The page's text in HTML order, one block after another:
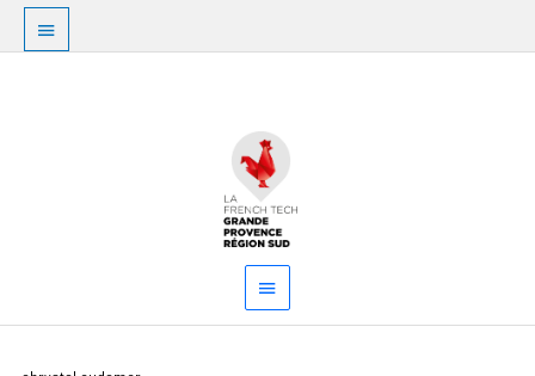
Aller
contenu
Au
dessus
principal